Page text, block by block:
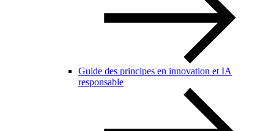
Guide des principes en innovation et IA
responsable